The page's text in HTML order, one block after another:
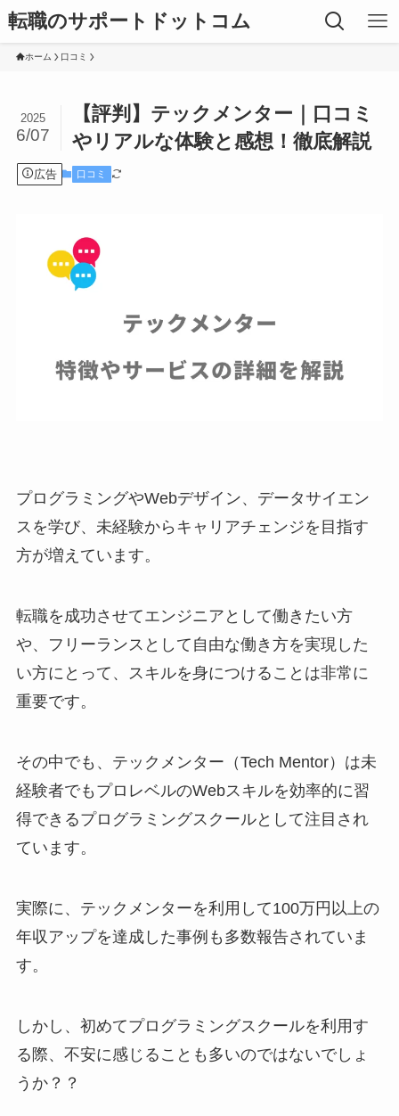
転職のサポートドットコム
ホーム 口コミ
【評判】テックメンター｜口コミ
やリアルな体験と感想！徹底解説
2025
6/07
広告 口コミ
プログラミングやWebデザイン、データサイエン
スを学び、未経験からキャリアチェンジを目指す
方が増えています。
転職を成功させてエンジニアとして働きたい方
や、フリーランスとして自由な働き方を実現した
い方にとって、スキルを身につけることは非常に
重要です。
その中でも、テックメンター（Tech Mentor）は未
経験者でもプロレベルのWebスキルを効率的に習
得できるプログラミングスクールとして注目され
ています。
実際に、テックメンターを利用して100万円以上の
年収アップを達成した事例も多数報告されていま
す。
しかし、初めてプログラミングスクールを利用す
る際、不安に感じることも多いのではないでしょ
うか？？